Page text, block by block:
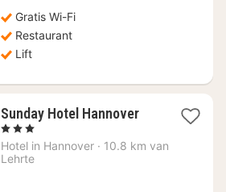
Gratis Wi-Fi
Restaurant
Lift
Sunday Hotel Hannover2
vanaf
, 3 Sterren
Hotel in Hannover · 10.8 km van
Lehrte